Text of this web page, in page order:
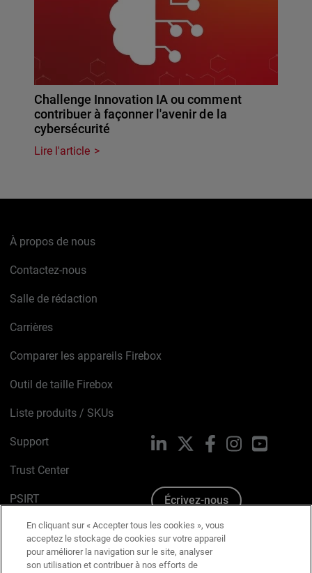
Challenge Innovation IA ou comment
contribuer à façonner l'avenir de la
cybersécurité
Lire l'article
À propos de nous
Contactez-nous
Salle de rédaction
Carrières
Comparer les appareils Firebox
Outil de taille Firebox
Liste produits / SKUs
Support
Trust Center
PSIRT
Avis sur les cookies
Politique de confidentialité
LinkedIn FacebookInstagramYouTube
Écrivez-nous
En cliquant sur « Accepter tous les cookies », vous
acceptez le stockage de cookies sur votre appareil
pour améliorer la navigation sur le site, analyser
son utilisation et contribuer à nos efforts de